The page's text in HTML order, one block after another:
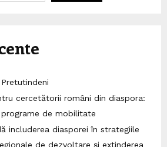
cercetătorii români din diaspora:
programe de mobilitate
includerea diasporei în strategiile
de dezvoltare și extinderea